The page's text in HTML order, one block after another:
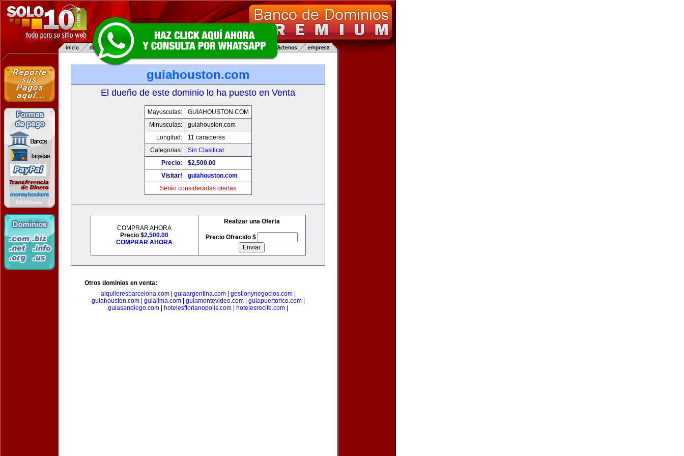
guiahouston.com
El dueño de este dominio lo ha puesto en Venta
Mayusculas:
GUIAHOUSTON.COM
Minusculas:
guiahouston.com
Longitud:
11 caracteres
Categorias:
Sin Clasificar
Precio:
$2,500.00
Visitar!
guiahouston.com
Serán consideradas ofertas
COMPRAR AHORA
Precio $2,500.00
COMPRAR AHORA
Realizar una Oferta
Precio Ofrecido $
Otros dominios en venta:
alquileresbarcelona.com| guiaargentina.com| gestionynegocios.com|
guiahouston.com| guialima.com| guiamontevideo.com| guiapuertorico.com|
guiasandiego.com
hotelesflorianopolis.com hotelesrecife.com